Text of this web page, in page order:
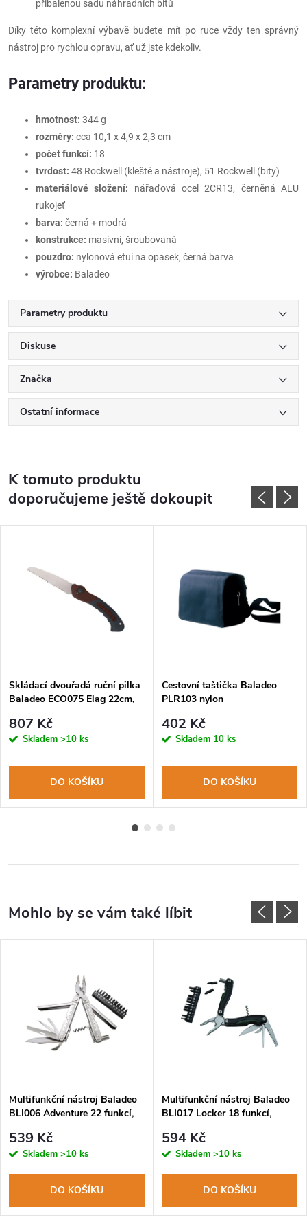
přibalenou sadu náhradních bitů
Díky této komplexní výbavě budete mít po ruce vždy ten správný
nástroj pro rychlou opravu, ať už jste kdekoliv.
Parametry produktu:
hmotnost: 344 g
rozměry: cca 10,1 x 4,9 x 2,3 cm
počet funkcí: 18
tvrdost: 48 Rockwell (kleště a nástroje), 51 Rockwell (bity)
materiálové složení: nářaďová ocel 2CR13, černěná ALU
rukojeť
barva: černá + modrá
konstrukce: masivní, šroubovaná
pouzdro: nylonová etui na opasek, černá barva
výrobce: Baladeo
Parametry produktu
Diskuse
Značka
Ostatní informace
K tomuto produktu
doporučujeme ještě dokoupit
Skládací dvouřadá ruční pilka
Baladeo ECO075 Elag 22cm,
pogumovaný plast
807 Kč
Skladem >10 ks
DO KOŠÍKU
Cestovní taštička Baladeo
PLR103 nylon
402 Kč
Skladem 10 ks
DO KOŠÍKU
Multifunkční nástroj Baladeo
BLI006 Adventure 22 funkcí,
539 Kč
Skladem >10 ks
DO KOŠÍKU
Multifunkční nástroj Baladeo
BLI017 Locker 18 funkcí,
hliníková rukojeť, pouzdro
594 Kč
Skladem >10 ks
DO KOŠÍKU